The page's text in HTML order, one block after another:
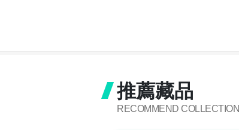
推薦藏品
RECOMMEND COLLECTION